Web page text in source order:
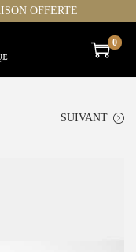
OFFERTE
0
SUIVANT